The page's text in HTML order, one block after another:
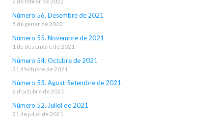
Número 56. Desembre de 2021
5 de gener de 2022
Número 55. Novembre de 2021
1 de desembre de 2021
Número 54. Octubre de 2021
31 d'octubre de 2021
Número 53. Agost-Setembre de 2021
2 d'octubre de 2021
Número 52. Juliol de 2021
31 de juliol de 2021